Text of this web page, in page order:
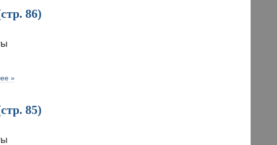
86)
»
85)